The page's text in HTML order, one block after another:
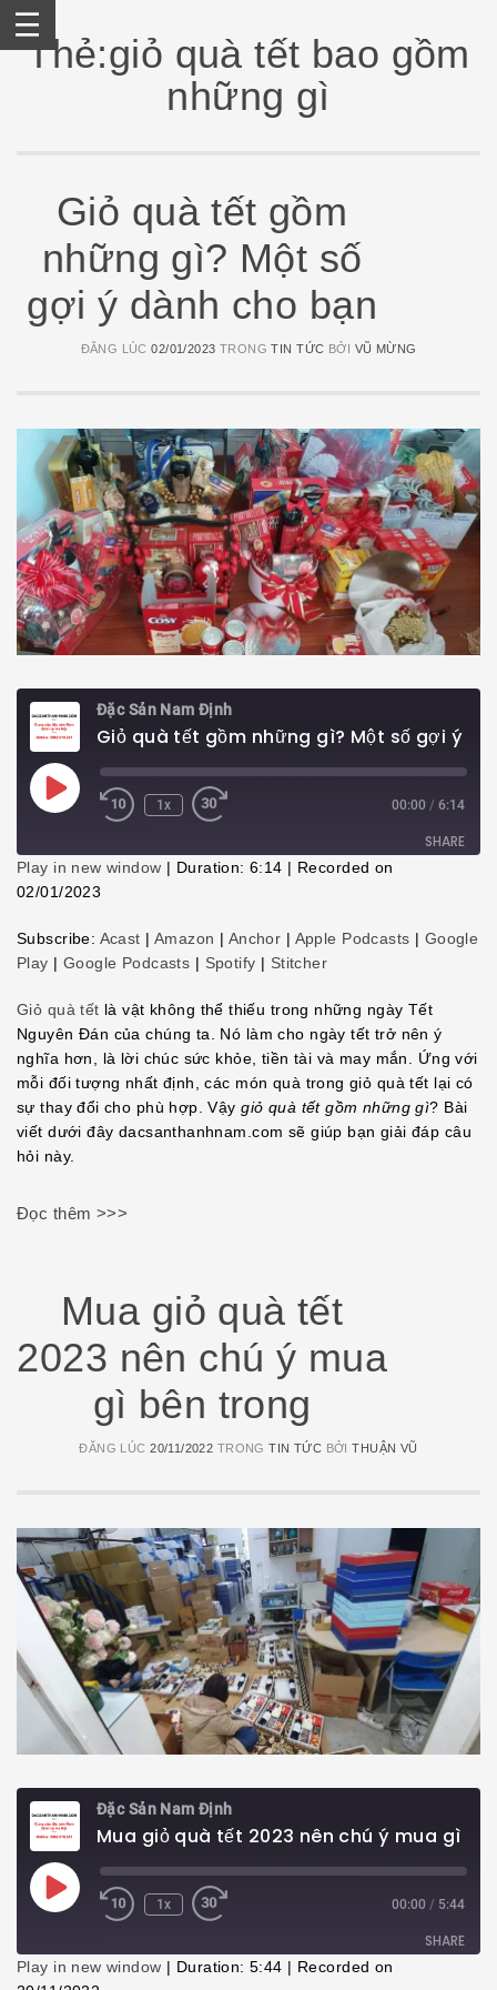
Skip
Thẻ:giỏ quà tết bao gồm
những gì
Giỏ quà tết gồm
những gì? Một số
gợi ý dành cho bạn
ĐĂNG LÚC02/01/2023 TRONGTIN TỨC BỞI VŨ MỪNG
Đặc Sản Nam Định
Play
Episode
1x 00:00 / 6:14
SHARE
SHARE
LINK
EMBED
Play in new window | Duration: 6:14 | Recorded on
02/01/2023
Subscribe: Acast | Amazon | Anchor | Apple Podcasts | Google
Play | Google Podcasts | Spotify | Stitcher
Giỏ quà tết là vật không thể thiếu trong những ngày Tết
Nguyên Đán của chúng ta. Nó làm cho ngày tết trở nên ý
nghĩa hơn, là lời chúc sức khỏe, tiền tài và may mắn. Ứng với
mỗi đối tượng nhất định, các món quà trong giỏ quà tết lại có
sự thay đổi cho phù hợp. Vậygiỏ quà tết gồm những gì? Bài
viết dưới đây dacsanthanhnam.com sẽ giúp bạn giải đáp câu
hỏi này.
Đọc thêm >>>
Mua giỏ quà tết
2023 nên chú ý mua
gì bên trong
ĐĂNG LÚC20/11/2022 TRONGTIN TỨC BỞITHUẬN VŨ
Đặc Sản Nam Định
Play
Episode
1x 00:00 / 5:44
SHARE
Play in new window | Duration: 5:44 | Recorded on